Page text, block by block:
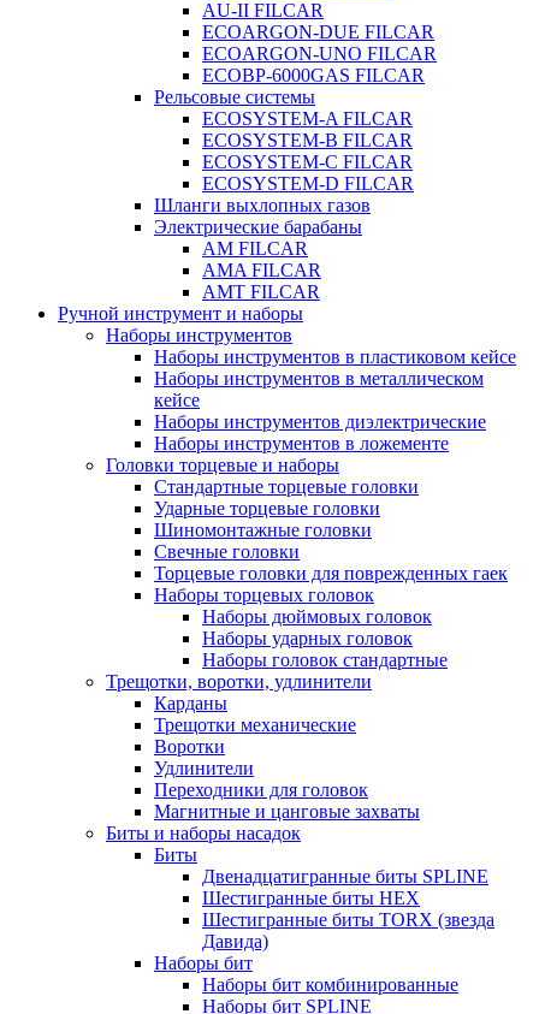
AU-II FILCAR
ECOARGON-DUE FILCAR
ECOARGON-UNO FILCAR
ECOBP-6000GAS FILCAR
Рельсовые системы
ECOSYSTEM-A FILCAR
ECOSYSTEM-B FILCAR
ECOSYSTEM-C FILCAR
ECOSYSTEM-D FILCAR
Шланги выхлопных газов
Электрические барабаны
AM FILCAR
AMA FILCAR
AMT FILCAR
Ручной инструмент и наборы
Наборы инструментов
Наборы инструментов в пластиковом кейсе
Наборы инструментов в металлическом
кейсе
Наборы инструментов диэлектрические
Наборы инструментов в ложементе
Головки торцевые и наборы
Стандартные торцевые головки
Ударные торцевые головки
Шиномонтажные головки
Свечные головки
Торцевые головки для поврежденных гаек
Наборы торцевых головок
Наборы дюймовых головок
Наборы ударных головок
Наборы головок стандартные
Трещотки, воротки, удлинители
Карданы
Трещотки механические
Воротки
Удлинители
Переходники для головок
Магнитные и цанговые захваты
Биты и наборы насадок
Биты
Двенадцатигранные биты SPLINE
Шестигранные биты HEX
Шестигранные биты TORX (звезда
Давида)
Наборы бит
Наборы бит комбинированные
Наборы бит SPLINE